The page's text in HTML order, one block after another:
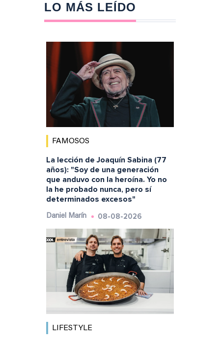
LO MÁS LEÍDO
FAMOSOS
La lección de Joaquín Sabina (77
años): "Soy de una generación
que anduvo con la heroína. Yo no
la he probado nunca, pero sí
determinados excesos"
Daniel Marín 08-08-2026
LIFESTYLE